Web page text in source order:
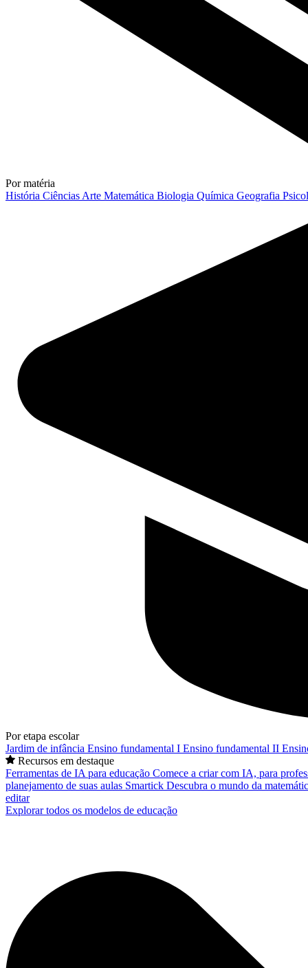
Por matéria
História Ciências Arte Matemática Biologia Química Geografia
Por etapa escolar
Jardim de infância Ensino fundamental I Ensino fundamental II
Recursos em destaque
Ferramentas de IA para educação Comece a criar com IA, para
planejamento de suas aulas Smartick Descubra o mundo da
editar
Explorar todos os modelos de educação